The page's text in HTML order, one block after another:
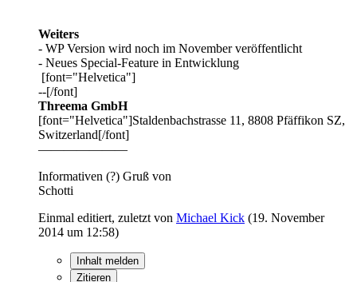
Weiters
- WP Version wird noch im November veröffentlicht
- Neues Special-Feature in Entwicklung
[font="Helvetica"]
--[/font]
Threema GmbH
[font="Helvetica"]Staldenbachstrasse 11, 8808 Pfäffikon SZ,
Switzerland[/font]
———————
Informativen (?) Gruß von
Schotti
Einmal editiert, zuletzt von Michael Kick (19. November
2014 um 12:58)
Inhalt melden
Zitieren